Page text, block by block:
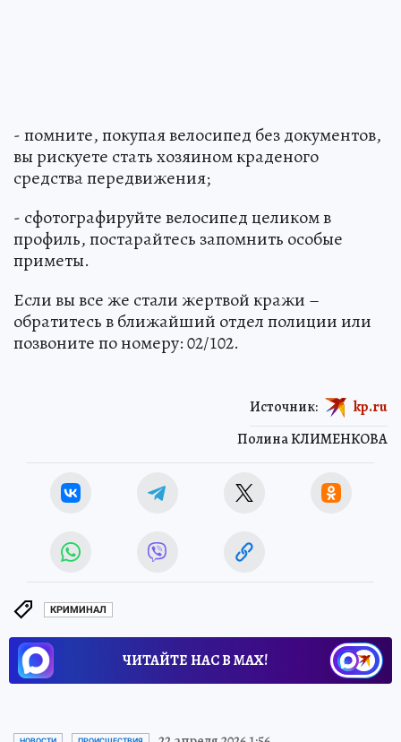
- помните, покупая велосипед без документов,
вы рискуете стать хозяином краденого
средства передвижения;
- сфотографируйте велосипед целиком в
профиль, постарайтесь запомнить особые
приметы.
Если вы все же стали жертвой кражи –
обратитесь в ближайший отдел полиции или
позвоните по номеру: 02/102.
Полина КЛИМЕНКОВА
Источник: kp.ru
КРИМИНАЛ
ЧИТАЙТЕ НАС В МАХ!